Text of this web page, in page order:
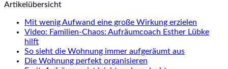
Artikelübersicht
Mit wenig Aufwand eine große Wirkung erzielen
Video: Familien-Chaos: Aufräumcoach Esther Lübke
hilft
So sieht die Wohnung immer aufgeräumt aus
Die Wohnung perfekt organisieren